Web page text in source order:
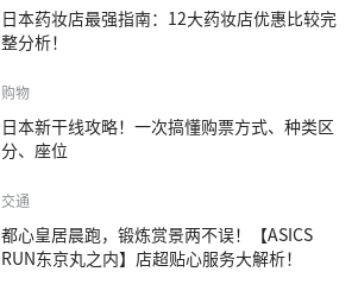
日本药妆店最强指南：12大药妆店优惠比较完
整分析！
购物
日本新干线攻略！一次搞懂购票方式、种类区
分、座位
交通
都心皇居晨跑，锻炼赏景两不误！【ASICS
RUN东京丸之内】店超贴心服务大解析！